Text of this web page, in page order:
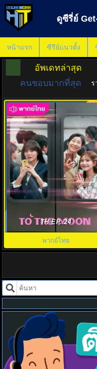
ดูซีรี่ย์
หน้าแรก ซีรีย์แนวตั้ง
อัพเดทล่าสุด
คนชอบมากที่สุด
ร
ไปให้สุด แล้วหยุดที่ดวงจันทร์
(2025) To the Moon พากย์ไทย
8.0 พ
TH EP. 24
พากย์ไทย